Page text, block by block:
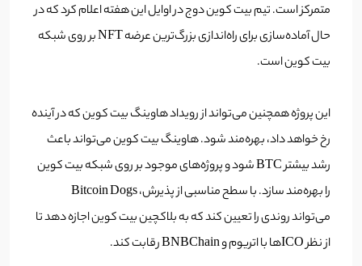
متمرکز است. تیم بیت کوین دوج در اوایل این هفته اعلام کرد که در
حال آماده‌سازی برای راه‌اندازی بزرگ‌ترین عرضه NFT بر روی شبکه
بیت کوین است.
این پروژه همچنین می‌تواند از رویداد هاوینگ بیت کوین که در آینده
رخ خواهد داد، بهره‌مند شود. هاوینگ بیت کوین می‌تواند باعث
رشد بیشتر BTC شود و پروژه‌های موجود بر روی شبکه بیت کوین
را بهره‌مند سازد. با سطح مناسبی از پذیرش، Bitcoin Dogs
می‌تواند روندی را تعیین کند که به بلاکچین بیت کوین اجازه دهد تا
از نظر ICOها با اتریوم و BNBChain رقابت کند.